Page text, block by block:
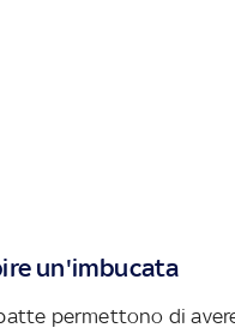
un'imbucata
permettono di